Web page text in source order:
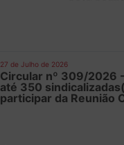
27 de Julho de 2026
Circular nº 309/2026
até 350
participar da Reunião